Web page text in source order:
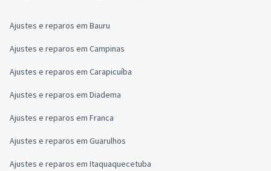
Ajustes e reparos em Bauru
Ajustes e reparos em Campinas
Ajustes e reparos em Carapicuíba
Ajustes e reparos em Diadema
Ajustes e reparos em Franca
Ajustes e reparos em Guarulhos
Ajustes e reparos em Itaquaquecetuba